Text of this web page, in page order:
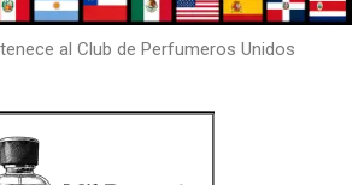
al Club de Perfumeros Unidos